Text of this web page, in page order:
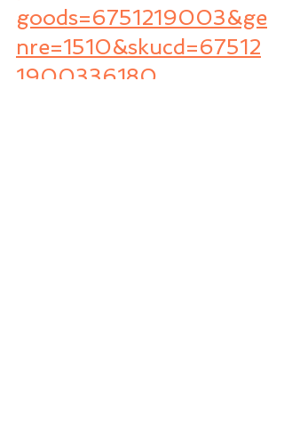
goods=6751219003&ge
nre=1510&skucd=67512
1900336180